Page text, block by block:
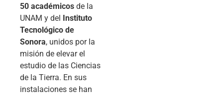
50 académicos de la
UNAM y del
Instituto
Tecnológico de
Sonora, unidos por la
misión de elevar el
estudio de las Ciencias
de la Tierra. En sus
instalaciones se han